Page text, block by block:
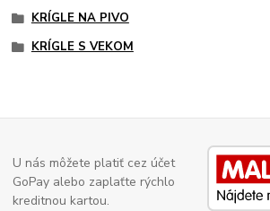
KRÍGLE NA PIVO
KRÍGLE S VEKOM
U nás môžete platiť cez účet
GoPay alebo zaplaťte rýchlo
kreditnou kartou.